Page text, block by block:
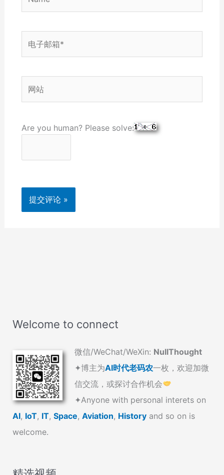
子
箱
站
Are you human? Please solve:
Welcome to connect
微信/WeChat/WeXin: NullThought
✦博主为AI时代老码农一枚，欢迎加微
信交流，或探讨合作机会
✦Anyone with personal interets on
AI, IoT, IT, Space, Aviation, History and so on is
welcome.